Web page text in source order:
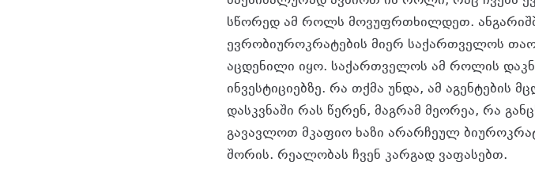
სწორედ ამ როლს მოვუფრთხილდეთ.
ევრობიუროკრატების მიერ საქართველოს
აცდენილი იყო. საქართველოს ამ როლის
ინვესტიციებზე. რა თქმა უნდა, ამ აგენტების
დასკვნაში რას წერენ, მაგრამ მეორეა, რა
გავავლოთ მკაფიო ხაზი არარჩეულ
შორის. რეალობას ჩვენ კარგად ვაფასებთ.